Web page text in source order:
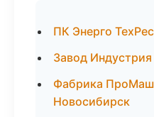
ПК Энерго
Завод
Фабрика
Новосибирск